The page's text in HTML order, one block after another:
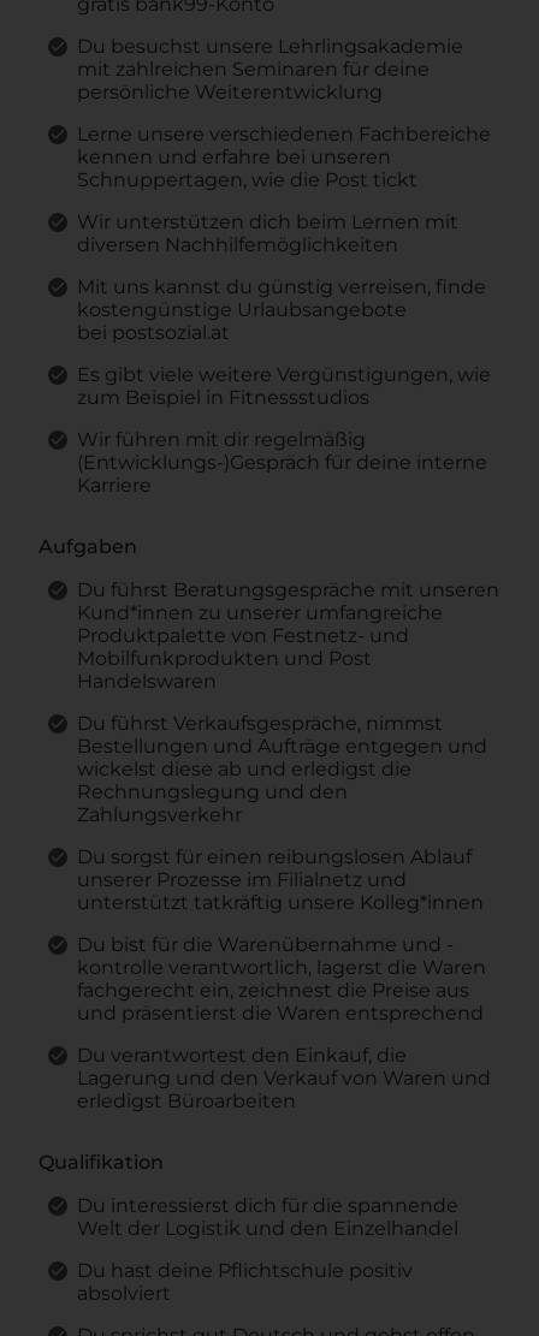
Du besuchst unsere Lehrlingsakademie
mit zahlreichen Seminaren für deine
persönliche Weiterentwicklung
Lerne unsere verschiedenen Fachbereiche
kennen und erfahre bei unseren
Schnuppertagen, wie die Post tickt
Wir unterstützen dich beim Lernen mit
diversen Nachhilfemöglichkeiten
Mit uns kannst du günstig verreisen, finde
kostengünstige Urlaubsangebote
bei postsozial.at
Es gibt viele weitere Vergünstigungen, wie
zum Beispiel in Fitnessstudios
Wir führen mit dir regelmäßig
(Entwicklungs-)Gespräch für deine interne
Karriere
Aufgaben
Du führst Beratungsgespräche mit unseren
Kund*innen zu unserer umfangreiche
Produktpalette von Festnetz- und
Mobilfunkprodukten und Post
Handelswaren
Du führst Verkaufsgespräche, nimmst
Bestellungen und Aufträge entgegen und
wickelst diese ab und erledigst die
Rechnungslegung und den
Zahlungsverkehr
Du sorgst für einen reibungslosen Ablauf
unserer Prozesse im Filialnetz und
unterstützt tatkräftig unsere Kolleg*innen
Du bist für die Warenübernahme und -
kontrolle verantwortlich, lagerst die Waren
fachgerecht ein, zeichnest die Preise aus
und präsentierst die Waren entsprechend
Du verantwortest den Einkauf, die
Lagerung und den Verkauf von Waren und
erledigst Büroarbeiten
Qualifikation
Du interessierst dich für die spannende
Welt der Logistik und den Einzelhandel
Du hast deine Pflichtschule positiv
absolviert